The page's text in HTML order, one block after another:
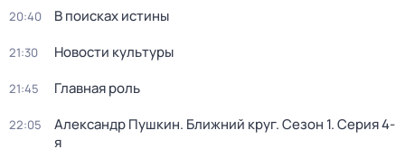
20:40 В поисках истины
21:30 Новости культуры
21:45 Главная роль
22:05 Александр Пушкин. Ближний круг. Сезон 1. Серия 4-
я